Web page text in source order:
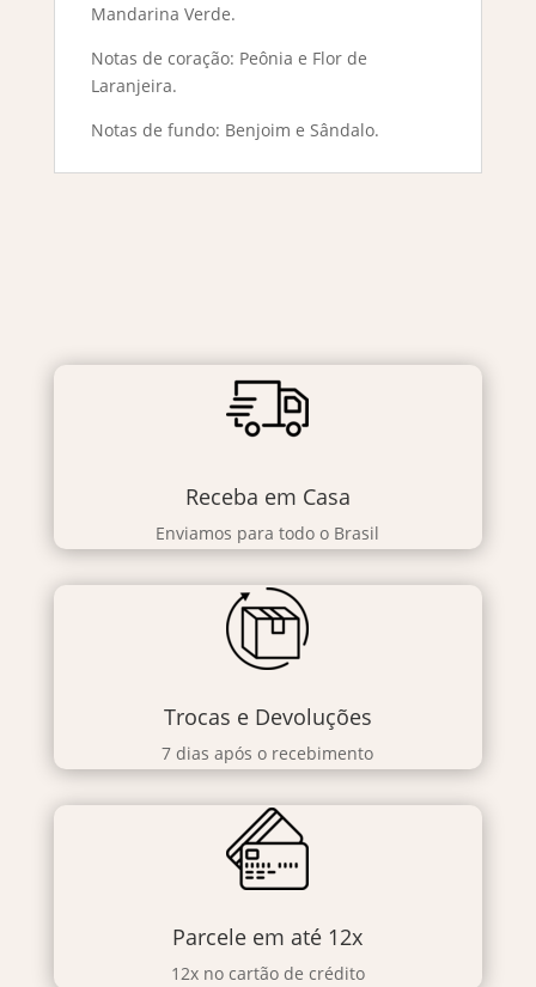
Mandarina Verde.
Notas de coração: Peônia e Flor de
Laranjeira.
Notas de fundo: Benjoim e Sândalo.
Receba em Casa
Enviamos para todo o Brasil
Trocas e Devoluções
7 dias após o recebimento
Parcele em até 12x
12x no cartão de crédito